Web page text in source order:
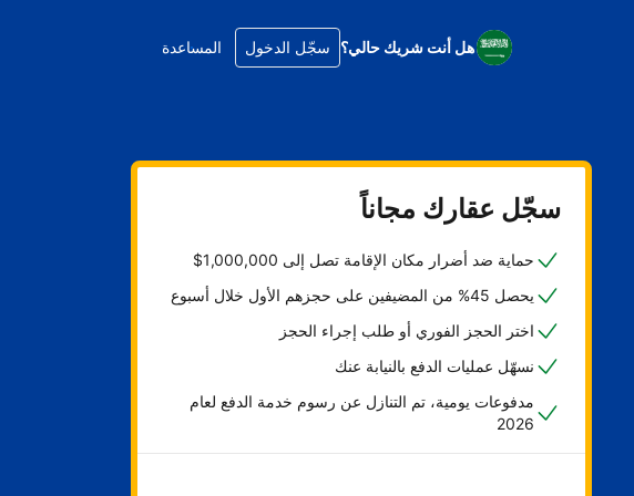
هل أنت شريك حالي؟ سجّل الدخول المساعدة
سجّل عقارك مجاناً
حماية ضد أضرار مكان الإقامة تصل إلى 1,000,000$
يحصل 45% من المضيفين على حجزهم الأول خلال أسبوع
اختر الحجز الفوري أو طلب إجراء الحجز
نسهّل عمليات الدفع بالنيابة عنك
مدفوعات يومية، تم التنازل عن رسوم خدمة الدفع لعام
2026